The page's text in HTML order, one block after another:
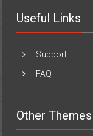
Useful Links
Support
FAQ
Other Themes